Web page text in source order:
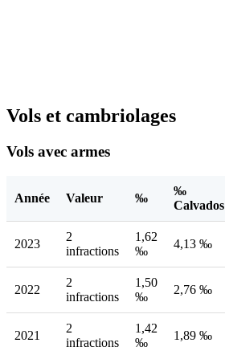
Vols et cambriolages
Vols avec armes
Année Valeur ‰
‰
Calvados
2023
2
infractions
1,62
‰
4,13 ‰
2022
2
infractions
1,50
‰
2,76 ‰
2021
2
infractions
1,42
‰
1,89 ‰